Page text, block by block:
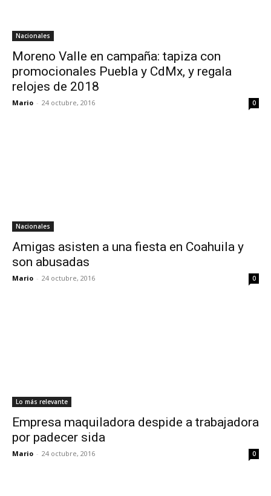
Nacionales
Moreno Valle en campaña: tapiza con
promocionales Puebla y CdMx, y regala
relojes de 2018
Mario - 24 octubre, 2016 0
Nacionales
Amigas asisten a una fiesta en Coahuila y
son abusadas
Mario - 24 octubre, 2016 0
Lo más relevante
Empresa maquiladora despide a trabajadora
por padecer sida
Mario - 24 octubre, 2016 0